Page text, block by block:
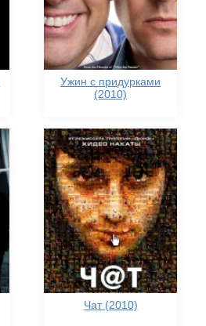
Ужин с придурками
(2010)
Чат (2010)